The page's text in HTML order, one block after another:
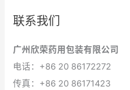
联系我们
广州欣荣药用包装有限公司
电话：+86 20 86172272
传真：+86 20 86171423